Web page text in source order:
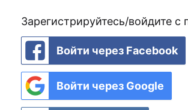
Зарегистрируйтесь/войдите
Войти через Facebook
Войти через Google